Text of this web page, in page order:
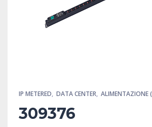
IP METERED, DATA CENTER, ALIMENTAZIONE
309376